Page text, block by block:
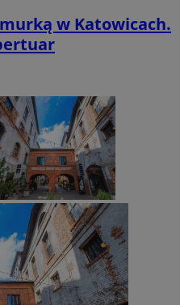
w Katowicach.